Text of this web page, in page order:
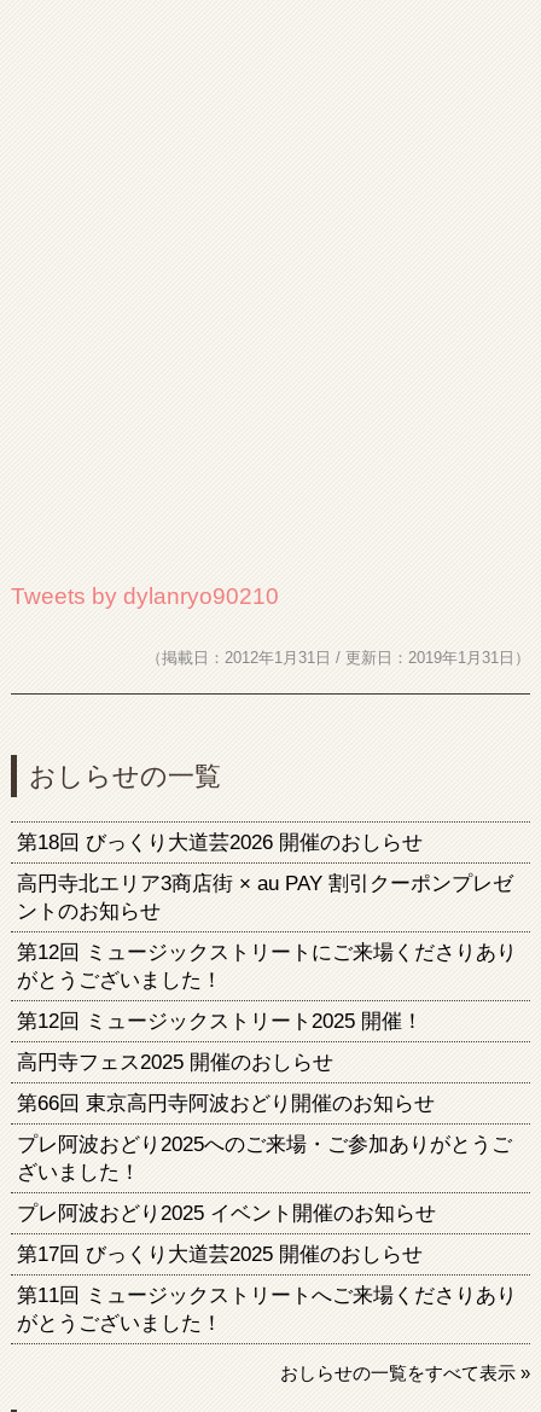
Tweets by dylanryo90210
（掲載日：2012年1月31日 / 更新日：2019年1月31日）
おしらせの一覧
第18回 びっくり大道芸2026 開催のおしらせ
高円寺北エリア3商店街 × au PAY 割引クーポンプレゼ
ントのお知らせ
第12回 ミュージックストリートにご来場くださりあり
がとうございました！
第12回 ミュージックストリート2025 開催！
高円寺フェス2025 開催のおしらせ
第66回 東京高円寺阿波おどり開催のお知らせ
プレ阿波おどり2025へのご来場・ご参加ありがとうご
ざいました！
プレ阿波おどり2025 イベント開催のお知らせ
第17回 びっくり大道芸2025 開催のおしらせ
第11回 ミュージックストリートへご来場くださりあり
がとうございました！
おしらせの一覧をすべて表示 »